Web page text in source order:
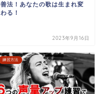
善法！あなたの歌は生まれ変
わる！
2023年9月16日
練習方法